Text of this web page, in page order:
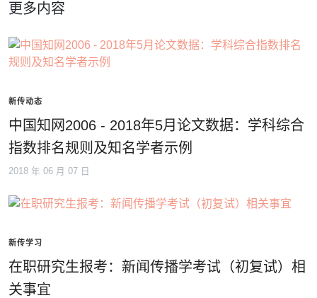
更多内容
新传动态
中国知网2006 - 2018年5月论文数据：学科综合
指数排名规则及知名学者示例
2018 年 06 月 07 日
新传学习
在职研究生报考：新闻传播学考试（初复试）相
关事宜